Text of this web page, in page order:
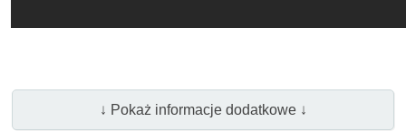
↓ Pokaż informacje dodatkowe ↓